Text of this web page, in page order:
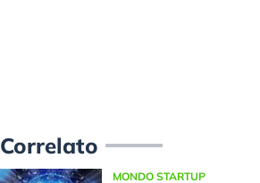
Correlato
MONDO STARTUP